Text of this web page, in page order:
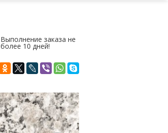
Выполнение заказа не
более 10 дней!